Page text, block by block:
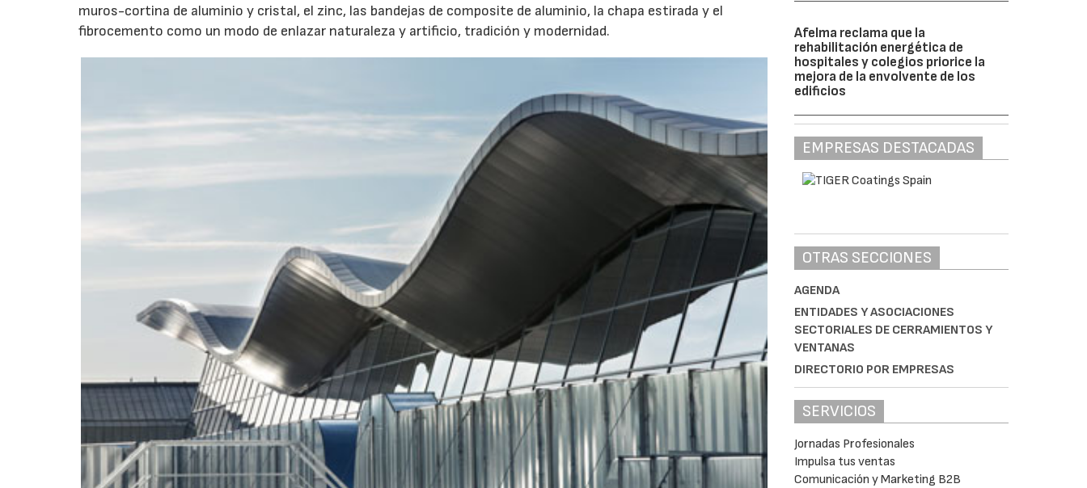
muros-cortina de aluminio y cristal, el zinc, las bandejas de composite de aluminio, la chapa estirada y el
fibrocemento como un modo de enlazar naturaleza y artificio, tradición y modernidad.
Afelma reclama que la
rehabilitación energética de
hospitales y colegios priorice la
mejora de la envolvente de los
edificios
EMPRESAS DESTACADAS
OTRAS SECCIONES
AGENDA
ENTIDADES Y ASOCIACIONES
SECTORIALES DE CERRAMIENTOS Y
VENTANAS
DIRECTORIO POR EMPRESAS
SERVICIOS
Jornadas Profesionales
Impulsa tus ventas
Comunicación y Marketing B2B